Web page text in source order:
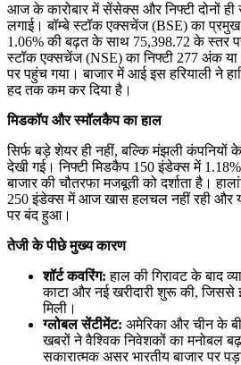
आज के कारोबार में सेंसेक्स और निफ्टी दोनों
लगाई। बॉम्बे स्टॉक एक्सचेंज (BSE) का
1.06% की बढ़त के साथ 75,398.72 के स्तर
स्टॉक एक्सचेंज (NSE) का निफ्टी 277 अंक
पर पहुंच गया। बाजार में आई इस हरियाली ने
हद तक कम कर दिया है।
मिडकॉप और स्मॉलकैप का हाल
सिर्फ बड़े शेयर ही नहीं, बल्कि मंझली कंपनियों
देखी गई। निफ्टी मिडकैप 150 इंडेक्स में
बाजार की चौतरफा मजबूती को दर्शाता है।
250 इंडेक्स में आज खास हलचल नहीं रही और
पर बंद हुआ।
तेजी के पीछे मुख्य कारण
शॉर्ट कवरिंग:हाल की गिरावट के बाद
काटा और नई खरीदारी शुरू की,
मिली।
ग्लोबल सेंटीमेंट: अमेरिका और चीन के
खबरों ने वैश्विक निवेशकों का मनोबल
सकारात्मक असर भारतीय बाजार पर